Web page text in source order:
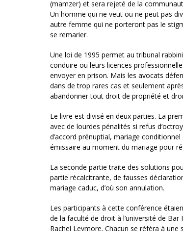
(mamzer) et sera rejeté de la
Un homme qui ne veut ou ne peut pas
autre femme qui ne porteront pas le
se remarier.
Une loi de 1995 permet au tribunal
conduire ou leurs licences
envoyer en prison. Mais les avocats
dans de trop rares cas et seulement
abandonner tout droit de propriété et
Le livre est divisé en deux parties. La
avec de lourdes pénalités si refus
d’accord prénuptial, mariage
émissaire au moment du mariage pour
La seconde partie traite des solutions
partie récalcitrante, de fausses
mariage caduc, d’où son annulation.
Les participants à cette conférence
de la faculté de droit à l’université de Bar
Rachel Levmore. Chacun se référa à